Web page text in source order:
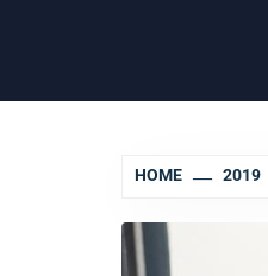
HOME 2019